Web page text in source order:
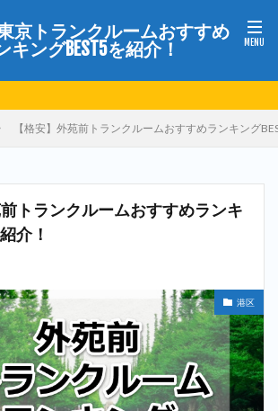
京トランクルームおすすめ
キングBEST5を紹介！
【格安】外苑前トランクルームおすすめランキング
前トランクルームおすすめランキ
介！
港区